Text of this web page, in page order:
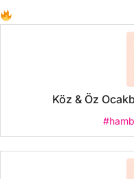
Köz & Öz